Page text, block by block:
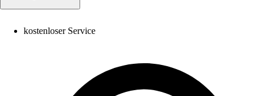
kostenloser Service